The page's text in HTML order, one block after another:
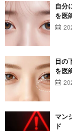
自分
を医
目の
を医
マン
ド